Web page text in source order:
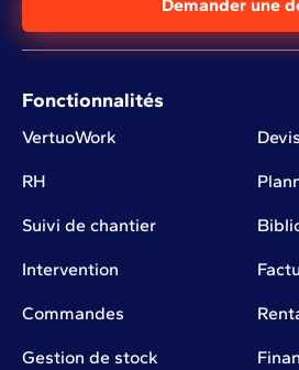
Demander une
Fonctionnalités
VertuoWork Devis
RH
Suivi de chantier
Intervention
Commandes
Gestion de stock